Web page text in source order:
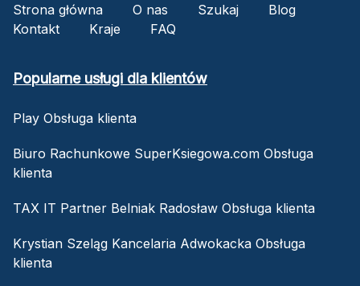
Strona główna O nas Szukaj
Blog
Kontakt
Kraje FAQ
Popularne usługi dla klientów
Play Obsługa klienta
Biuro Rachunkowe SuperKsiegowa.com Obsługa
klienta
TAX IT Partner Belniak Radosław Obsługa klienta
Krystian Szeląg Kancelaria Adwokacka Obsługa
klienta